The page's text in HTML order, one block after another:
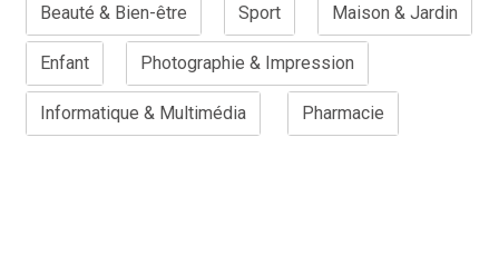
Beauté & Bien-être Sport Maison & Jardin
Enfant Photographie & Impression
Informatique & Multimédia Pharmacie